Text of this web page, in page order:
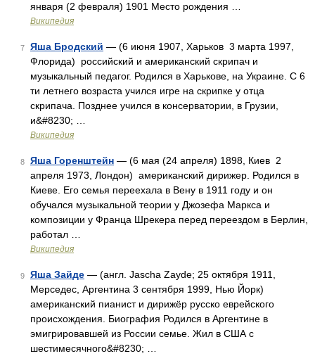
января (2 февраля) 1901 Место рождения …
Википедия
7 Яша Бродский — (6 июня 1907, Харьков 3 марта 1997,
Флорида) российский и американский скрипач и
музыкальный педагог. Родился в Харькове, на Украине. С 6
ти летнего возраста учился игре на скрипке у отца
скрипача. Позднее учился в консерватории, в Грузии,
и&#8230; …
Википедия
8 Яша Горенштейн — (6 мая (24 апреля) 1898, Киев 2
апреля 1973, Лондон) американский дирижер. Родился в
Киеве. Его семья переехала в Вену в 1911 году и он
обучался музыкальной теории у Джозефа Маркса и
композиции у Франца Шрекера перед переездом в Берлин,
работал …
Википедия
9 Яша Зайде — (англ. Jascha Zayde; 25 октября 1911,
Мерседес, Аргентина 3 сентября 1999, Нью Йорк)
американский пианист и дирижёр русско еврейского
происхождения. Биография Родился в Аргентине в
эмигрировавшей из России семье. Жил в США с
шестимесячного&#8230; …